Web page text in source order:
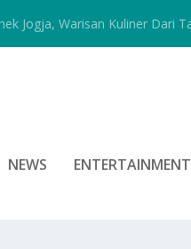
Jogja, Warisan Kuliner Dari
NEWS ENTERTAINMENT